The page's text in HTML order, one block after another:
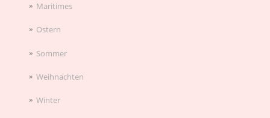
Maritimes
Ostern
Sommer
Weihnachten
Winter